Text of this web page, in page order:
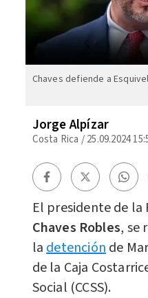
Chaves defiende a
Jorge Alpízar
Costa Rica /25.09.2024
El presidente de la
Chaves Robles, se
la detención de
de la Caja
Social (CCSS).